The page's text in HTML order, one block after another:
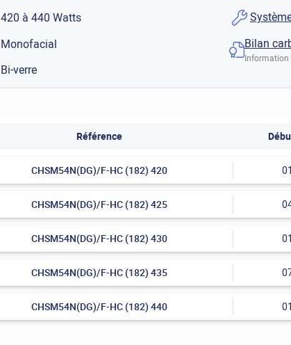
420 à 440 Watts
Monofacial
Bi-verre
Bilan
Information
Référence
CHSM54N(DG)/F-HC (182) 420
CHSM54N(DG)/F-HC (182) 425
CHSM54N(DG)/F-HC (182) 430
CHSM54N(DG)/F-HC (182) 435
CHSM54N(DG)/F-HC (182) 440